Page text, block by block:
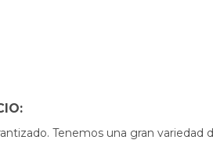
Tenemos una gran